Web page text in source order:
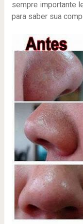
sempre importante
para saber sua